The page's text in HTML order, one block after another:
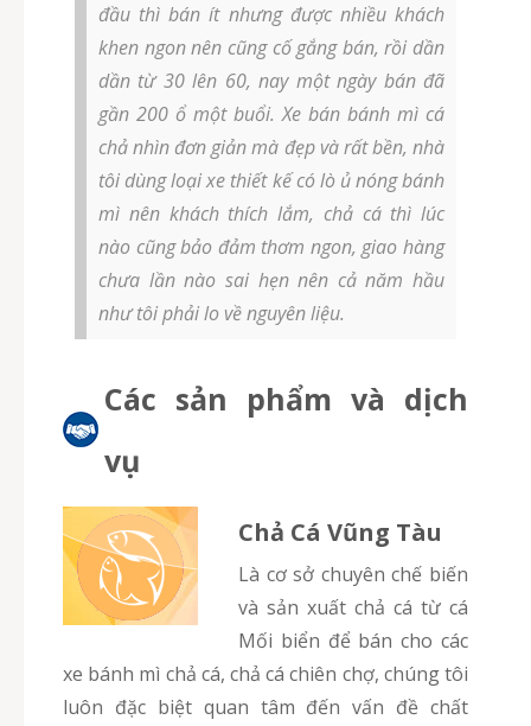
đầu thì bán ít nhưng được nhiều khách
khen ngon nên cũng cố gắng bán, rồi dần
dần từ 30 lên 60, nay một ngày bán đã
gần 200 ổ một buổi. Xe bán bánh mì cá
chả nhìn đơn giản mà đẹp và rất bền, nhà
tôi dùng loại xe thiết kế có lò ủ nóng bánh
mì nên khách thích lắm, chả cá thì lúc
nào cũng bảo đảm thơm ngon, giao hàng
chưa lần nào sai hẹn nên cả năm hầu
như tôi phải lo về nguyên liệu.
Các sản phẩm và dịch
vụ
Chả Cá Vũng Tàu
Là cơ sở chuyên chế biến
và sản xuất chả cá từ cá
Mối biển để bán cho các
xe bánh mì chả cá, chả cá chiên chợ, chúng tôi
luôn đặc biệt quan tâm đến vấn đề chất